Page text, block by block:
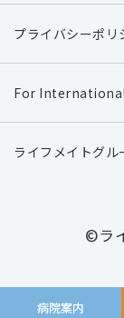
病院案内
プライバシーポリ
For
ライフメイトグル
©ラ